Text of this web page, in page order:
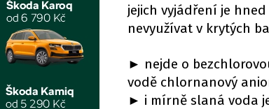
jejich vyjádření je
nevyužívat v krytých
► nejde o
vodě chlornanový
► i mírně slaná voda